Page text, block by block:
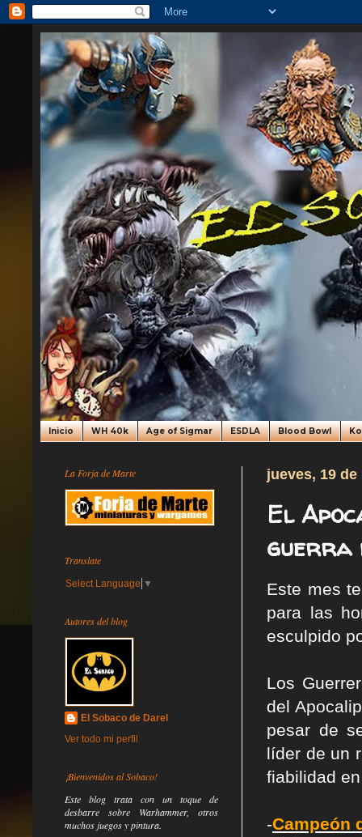
Inicio WH 40k Age of Sigmar ESDLA Blood Bowl
jueves, 19 de
El
guerra
Este mes
para las
esculpido
Los
del
pesar de
líder de un
fiabilidad
-Campeón
La Forja de Marte
Translate
Select Language ▼
Autores del blog
El Sobaco de Darel
Ver todo mi perfil
¡Bienvenidos al Sobaco!
Este blog trata con un toque de
desbarre sobre Warhammer, otros
muchos juegos y pintura.